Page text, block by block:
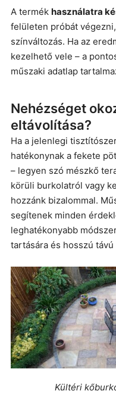
A termékhasználatra
felületen próbát
színváltozás. Ha az
kezelhető vele – a
műszaki adatlap
Nehézséget
eltávolítása?
Ha a jelenlegi
hatékonynak a fekete
– legyen szó mészkő
körüli burkolatról vagy
hozzánk bizalommal.
segítenek minden
leghatékonyabb
tartására és hosszú
Kültéri